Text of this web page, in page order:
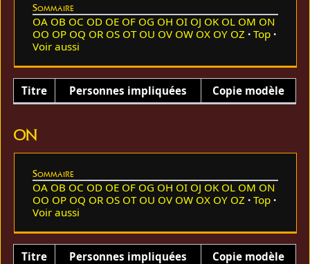
Sommaire
OA OB OC OD OE OF OG OH OI OJ OK OL OM ON
OO OP OQ OR OS OT OU OV OW OX OY OZ
Top
Voir aussi
Titre Personnes impliquées Copie modèle
ON
Sommaire
OA OB OC OD OE OF OG OH OI OJ OK OL OM ON
OO OP OQ OR OS OT OU OV OW OX OY OZ
Top
Voir aussi
Titre Personnes impliquées Copie modèle